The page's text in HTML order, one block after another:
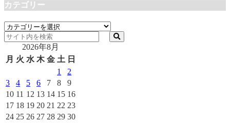
カテゴリー
カ
テ
リ
2026年8月
月 火 水 木 金 土 日
1
2
3
4 5 6 7 8
9
10 11 12 13 14 15 16
17 18 19 20 21 22 23
24 25 26 27 28 29 30